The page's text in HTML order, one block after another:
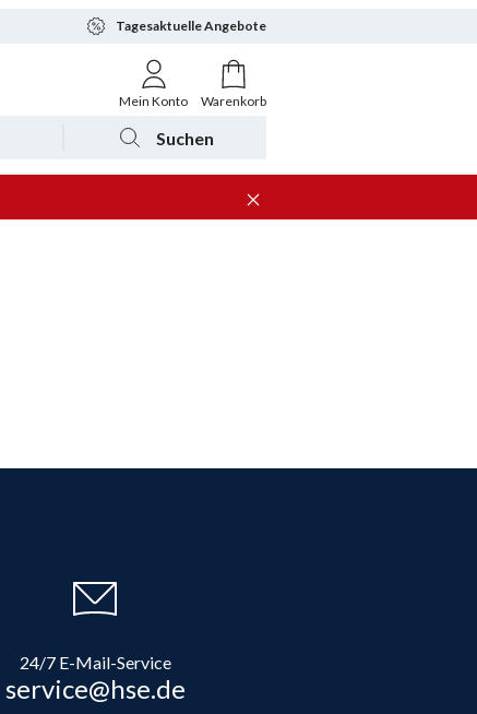
Tagesaktuelle Angebote
Mein Konto Warenkorb
Suchen
24/7 E-Mail-Service
service@hse.de